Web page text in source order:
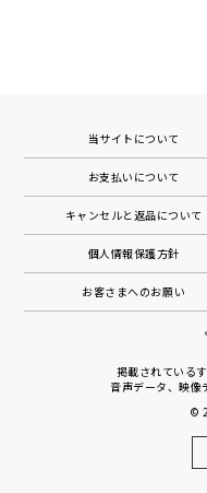
当サイトについて
お支払いについて
キャンセルと返品について
個人情報保護方針
お客さまへのお願い
掲載されている
音声データ、映像
©